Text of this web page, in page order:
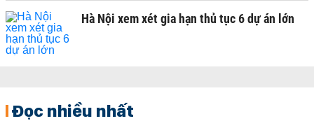
Hà Nội xem xét gia hạn thủ tục 6 dự án lớn
Đọc nhiều nhất